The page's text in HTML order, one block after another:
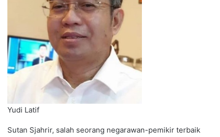
Yudi Latif
Sutan Sjahrir, salah seorang negarawan-pemikir terbaik